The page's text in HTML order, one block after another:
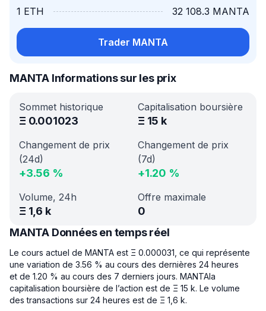
1 ETH 32 108.3 MANTA
Trader MANTA
MANTA Informations sur les prix
Sommet historique
Ξ 0.001023
Capitalisation boursière
Ξ 15 k
Changement de prix
(24d)
+3.56 %
Changement de prix
(7d)
+1.20 %
Volume, 24h
Ξ 1,6 k
Offre maximale
0
MANTA Données en temps réel
Le cours actuel de MANTA est Ξ 0.000031, ce qui représente
une variation de 3.56 % au cours des dernières 24 heures
et de 1.20 % au cours des 7 derniers jours. MANTAla
capitalisation boursière de l’action est de Ξ 15 k. Le volume
des transactions sur 24 heures est de Ξ 1,6 k.